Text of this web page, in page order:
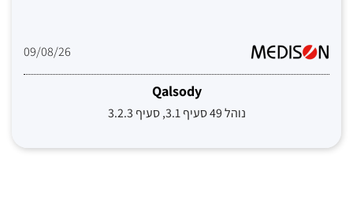
09/08/26
Qalsody
נוהל 49 סעיף 3.1, סעיף 3.2.3